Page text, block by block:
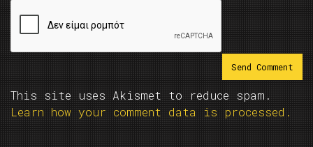
This site uses Akismet to reduce spam.
Learn how your comment data is processed.